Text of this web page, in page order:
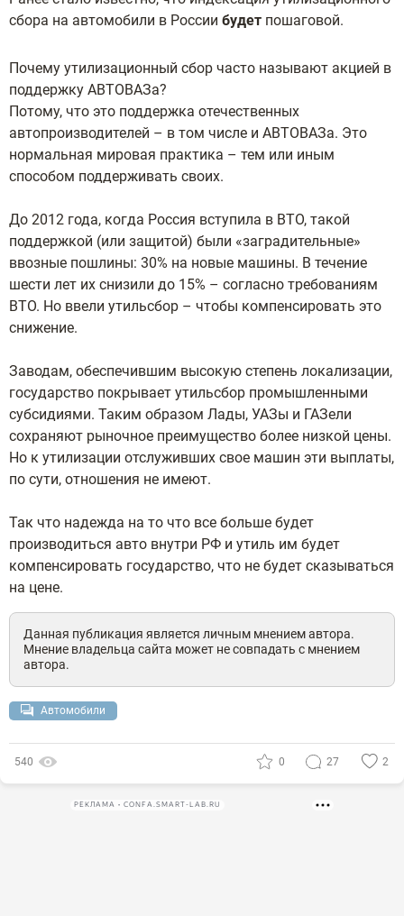
сбора на автомобили в России будет пошаговой.
Почему утилизационный сбор часто называют акцией в
поддержку АВТОВАЗа?
Потому, что это поддержка отечественных
автопроизводителей – в том числе и АВТОВАЗа. Это
нормальная мировая практика – тем или иным
способом поддерживать своих.
До 2012 года, когда Россия вступила в ВТО, такой
поддержкой (или защитой) были «заградительные»
ввозные пошлины: 30% на новые машины. В течение
шести лет их снизили до 15% – согласно требованиям
ВТО. Но ввели утильсбор – чтобы компенсировать это
снижение.
Заводам, обеспечившим высокую степень локализации,
государство покрывает утильсбор промышленными
субсидиями. Таким образом Лады, УАЗы и ГАЗели
сохраняют рыночное преимущество более низкой цены.
Но к утилизации отслуживших свое машин эти выплаты,
по сути, отношения не имеют.
Так что надежда на то что все больше будет
производиться авто внутри РФ и утиль им будет
компенсировать государство, что не будет сказываться
на цене.
Данная публикация является личным мнением автора.
Мнение владельца сайта может не совпадать с мнением
автора.
Автомобили
540 0 27 2
РЕКЛАМА • CONFA.SMART-LAB.RU